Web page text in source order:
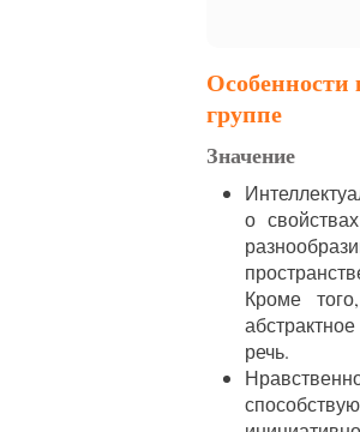
Особенности
группе
Значение
о
Кроме
речь.